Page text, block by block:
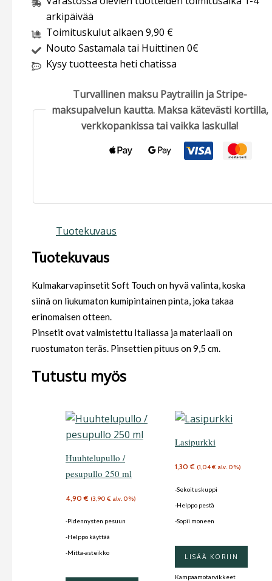
arkipäivää
Toimituskulut alkaen 9,90 €
Nouto Sastamala tai Huittinen 0€
Kysy tuotteesta heti chatissa
Turvallinen maksu Paytrailin ja Stripe-
maksupalvelun kautta. Maksa kätevästi kortilla,
verkkopankissa tai vaikka laskulla!
Tuotekuvaus
Tuotekuvaus
Kulmakarvapinsetit Soft Touch on hyvä valinta, koska
siinä on liukumaton kumipintainen pinta, joka takaa
erinomaisen otteen.
Pinsetit ovat valmistettu Italiassa ja materiaali on
ruostumaton teräs. Pinsettien pituus on 9,5 cm.
Tutustu myös
Huuhtelupullo /
pesupullo 250 ml
4,90€ (3,90 € alv. 0%)
-Pidennysten pesuun
-Helppo käyttää
-Mitta-asteikko
Lasipurkki
1,30€ (1,04€ alv. 0%)
-Sekoituskuppi
-Helppo pestä
-Sopii moneen
LISÄÄ KORIIN
Kampaamotarvikkeet